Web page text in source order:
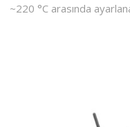
~220 °C arasında